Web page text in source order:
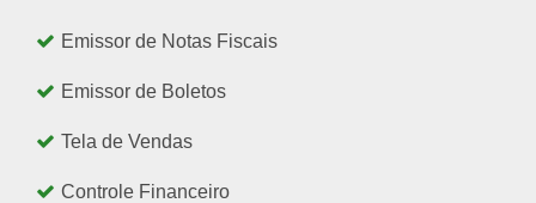
Emissor de Notas Fiscais
Emissor de Boletos
Tela de Vendas
Controle Financeiro